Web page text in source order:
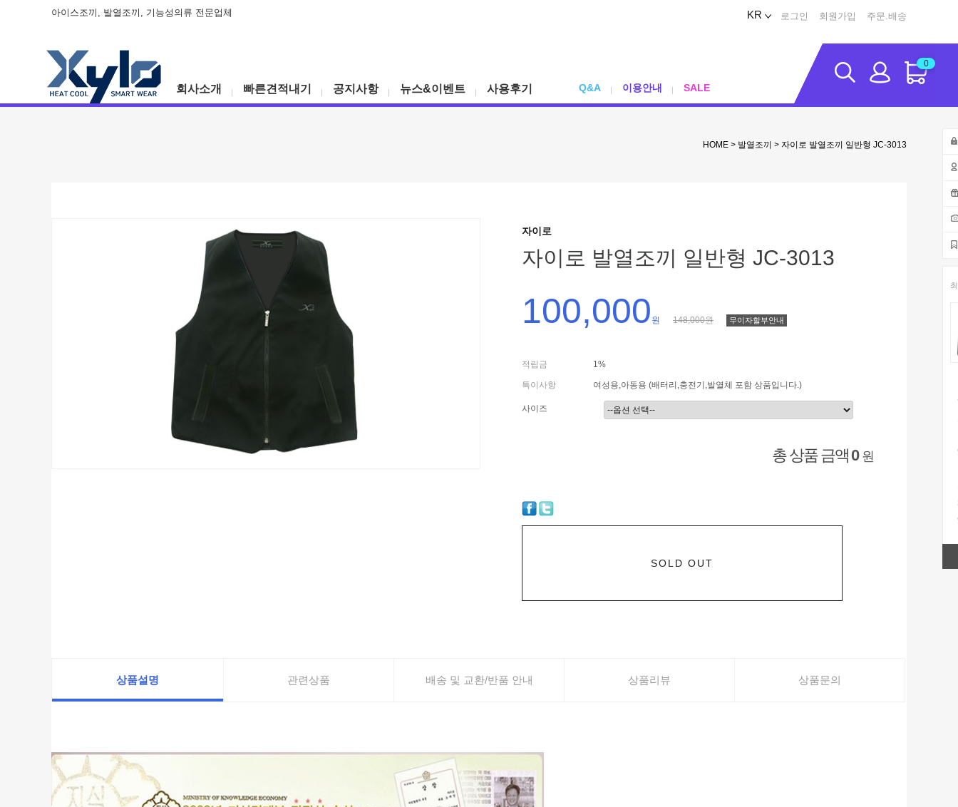
아이스조끼, 발열조끼, 기능성의류 전문업체 KR 로그인 회원가입 주문.배송
회사소개 빠른견적내기 공지사항 뉴스&이벤트 사용후기 Q&A 이용안내 SALE
0
HOME > 발열조끼 > 자이로 발열조끼 일반형 JC-3013
자이로
자이로 발열조끼 일반형 JC-3013
100,000 원 148,000원 무이자할부안내
적립금 1%
특이사항 여성용,아동용 (배터리,충전기,발열체 포함 상품입니다.)
사이즈
총 상품 금액 0 원
SOLD OUT
상품설명 관련상품 배송 및 교환/반품 안내 상품리뷰 상품문의